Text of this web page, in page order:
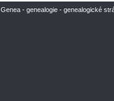
Genea - genealogie - genealogické